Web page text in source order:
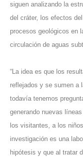
siguen analizando la
del cráter, los efectos
procesos geológicos en
circulación de aguas
“La idea es que los
reflejados y se sumen a
todavía tenemos
generando nuevas
los visitantes, a los
investigación es una
hipótesis y que al tratar